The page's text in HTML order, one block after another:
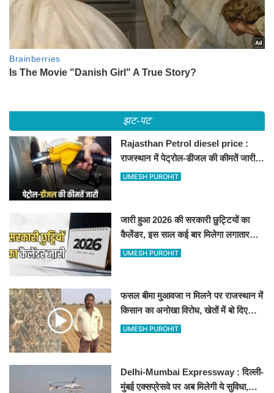
झट-पट
Rajasthan Petrol diesel price :
राजस्थान में पेट्रोल-डीजल की कीमतें जारी,
जानिए बीकानेर समेत पुरे प्रदेश में नए रेट
UMESH PUROHIT
जारी हुआ 2026 की सरकारी छुट्टियों का
कैलेंडर, इस साल कई बार मिलेगा लगातार
अवकाश, देखें
UMESH PUROHIT
फसल बीमा मुआवजा न मिलने पर राजस्थान में
किसान का अनोखा विरोध, खेतों में बो दिए
500-500 रुपए के नोट, वीडियो वायरल
UMESH PUROHIT
Delhi-Mumbai Expressway : दिल्ली-
मुंबई एक्सप्रेसवे पर अब मिलेगी ये सुविधा,